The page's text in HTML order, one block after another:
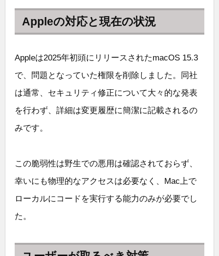
Appleの対応と現在の状況
Appleは2025年初頭にリリースされたmacOS 15.3
で、問題となっていた権限を削除しました。同社
は通常、セキュリティ修正について大々的な発表
を行わず、詳細は変更履歴に簡潔に記載されるの
みです。
この脆弱性は野生での悪用は確認されておらず、
幸いにも物理的なアクセスは必要なく、Mac上で
ローカルにコードを実行する能力のみが必要でし
た。